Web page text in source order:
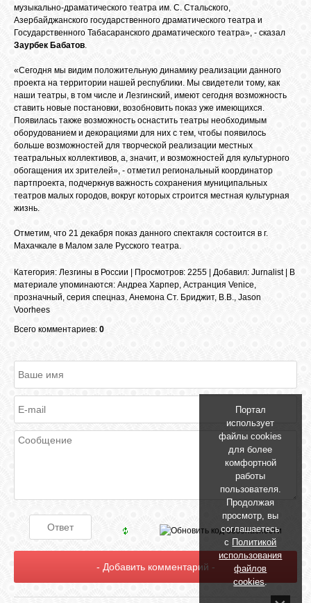
TWITTER
FACEBOOK
музыкально-драматического театра им. С. Стальского,
Азербайджанского государственного драматического театра и
Государственного Табасаранского драматического театра», - сказал
Заурбек Бабатов.
«Сегодня мы видим положительную динамику реализации данного
проекта на территории нашей республики. Мы свидетели тому, как
наши театры, в том числе и Лезгинский, имеют сегодня возможность
ставить новые постановки, возобновить показ уже имеющихся.
Появилась также возможность оснастить театры необходимым
оборудованием и декорациями для них с тем, чтобы появилось
больше возможностей для творческой реализации местных
театральных коллективов, а, значит, и возможностей для культурного
обогащения их зрителей», - отметил региональный координатор
партпроекта, подчеркнув важность сохранения муниципальных
театров малых городов, вокруг которых строится местная культурная
жизнь.
Отметим, что 21 декабря показ данного спектакля состоится в г.
Махачкале в Малом зале Русского театра.
Категория: Лезгины в России Просмотров: 2255 | Добавил: Jurnalist|
В
материале упоминаются: Андреа Харпер, Астранция Venice,
прозначный, серия спецназ, Анемона Ст. Бриджит, B.B., Jason
Voorhees
Всего комментариев: 0
Портал
использует
файлы cookies
для более
комфортной
работы
пользователя.
Продолжая
просмотр, вы
соглашаетесь
с Политикой
использования
файлов
cookies.